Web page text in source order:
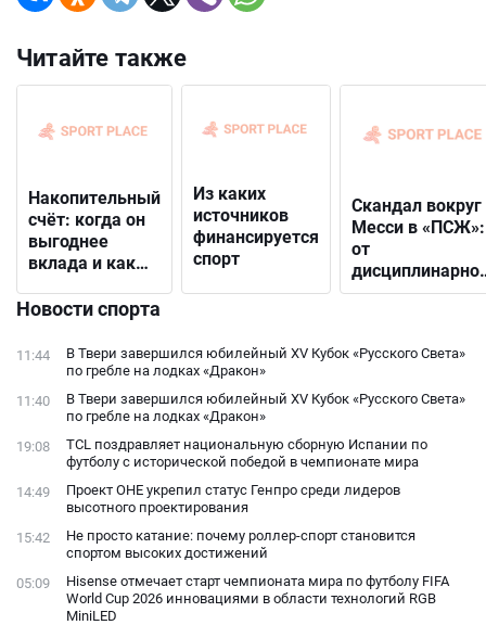
Читайте также
Накопительный
счёт: когда он
выгоднее
вклада и как
подходящий
Из каких
источников
финансируется
спорт
Скандал вокруг
Месси в «ПСЖ»:
от
решения до
фанатами
Новости спорта
11:44
В Твери завершился юбилейный XV Кубок «Русского Света»
по гребле на лодках «Дракон»
11:40
В Твери завершился юбилейный XV Кубок «Русского Света»
по гребле на лодках «Дракон»
19:08
TCL поздравляет национальную сборную Испании по
футболу с исторической победой в чемпионате мира
14:49
Проект ОНЕ укрепил статус Генпро среди лидеров
высотного проектирования
15:42
Не просто катание: почему роллер-спорт становится
спортом высоких достижений
05:09
Hisense отмечает старт чемпионата мира по футболу FIFA
World Cup 2026 инновациями в области технологий RGB
MiniLED